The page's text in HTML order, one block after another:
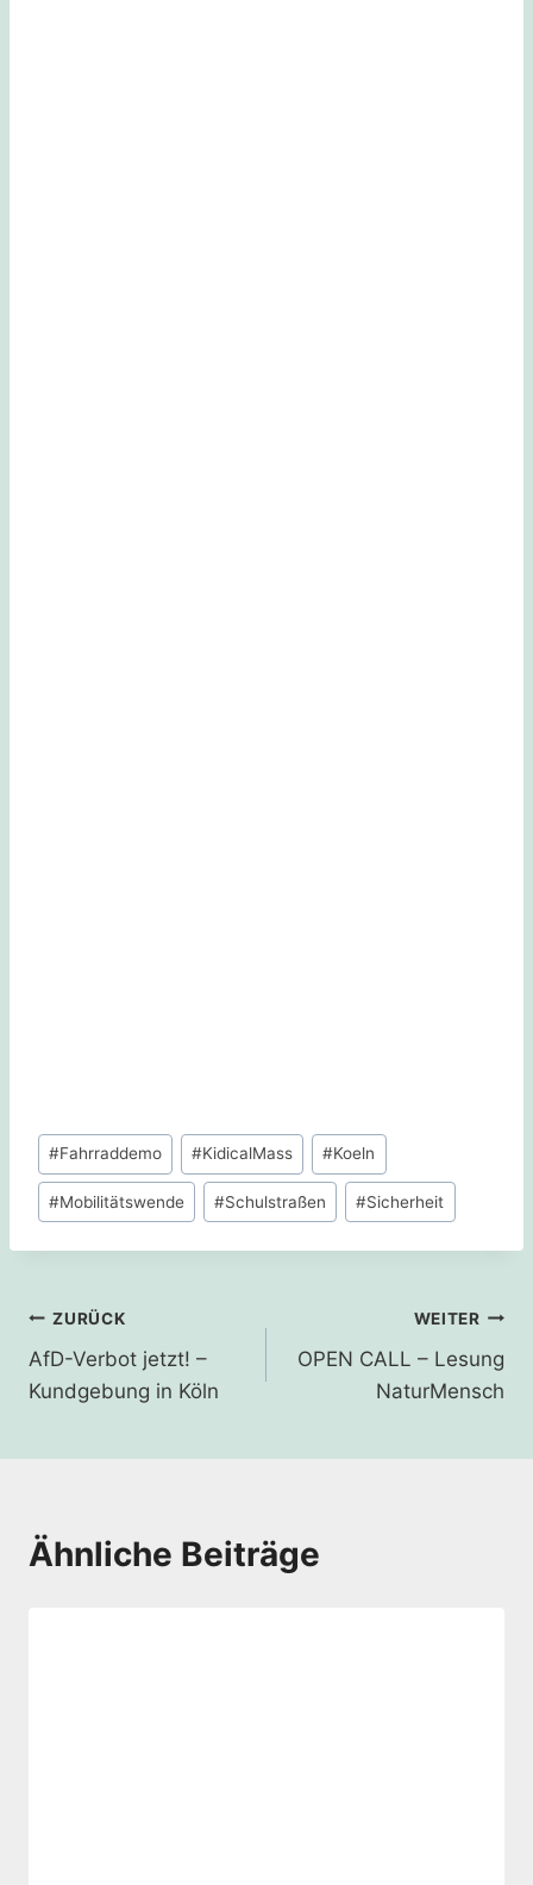
Schlagworte:
#Fahrraddemo #KidicalMass #Koeln
#Mobilitätswende #Schulstraßen #Sicherheit
Beitragsnavigation
ZURÜCK
AfD-Verbot jetzt! –
Kundgebung in Köln
WEITER
OPEN CALL – Lesung
NaturMensch
Ähnliche Beiträge